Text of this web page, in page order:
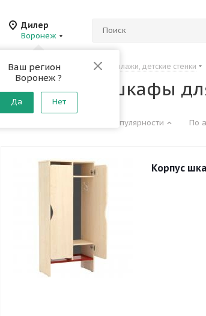
Дилер
Воронеж
Ваш регион
Воронеж ?
Да Нет
Главная - Каталог Шкафы, стеллажи, детские стенки
Стеллажи и шкафы
По популярности По
Корпус